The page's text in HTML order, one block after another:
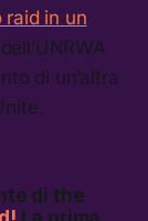
raid in un
di un’altra
di the